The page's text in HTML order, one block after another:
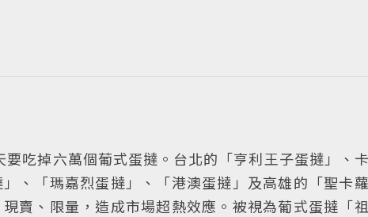
要吃掉六萬個葡式蛋撻。台北的「亨利王子蛋撻」、
、「瑪嘉烈蛋撻」、「港澳蛋撻」及高雄的「聖卡
賣、限量，造成市場超熱效應。被視為葡式蛋撻「